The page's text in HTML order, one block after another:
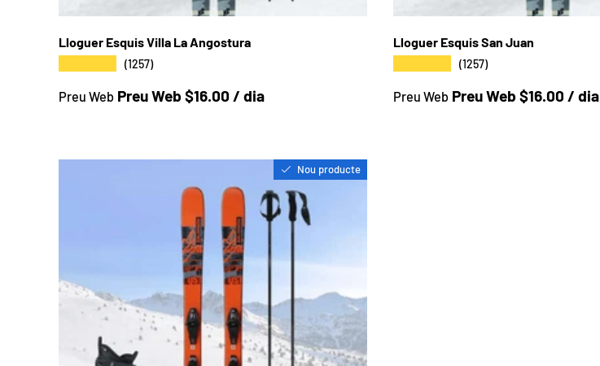
Lloguer Esquis Villa La Angostura
(1257)
Preu a la botiga
Preu Web Preu Web $16.00 / dia
Lloguer Esquis San Juan
(1257)
Preu a la botiga
Preu Web Preu Web $16.00 / dia
Nou producte